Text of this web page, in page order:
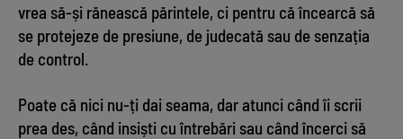
vrea să-și rănească părintele, ci pentru că încearcă să
se protejeze de presiune, de judecată sau de senzația
de control.
Poate că nici nu-ți dai seama, dar atunci când îi scrii
prea des, când insiști cu întrebări sau când încerci să